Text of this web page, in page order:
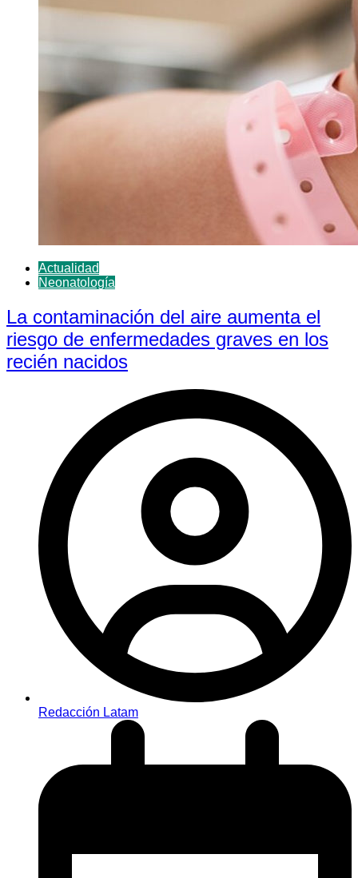
Actualidad
Neonatología
La contaminación del aire aumenta el
riesgo de enfermedades graves en los
recién nacidos
Redacción Latam